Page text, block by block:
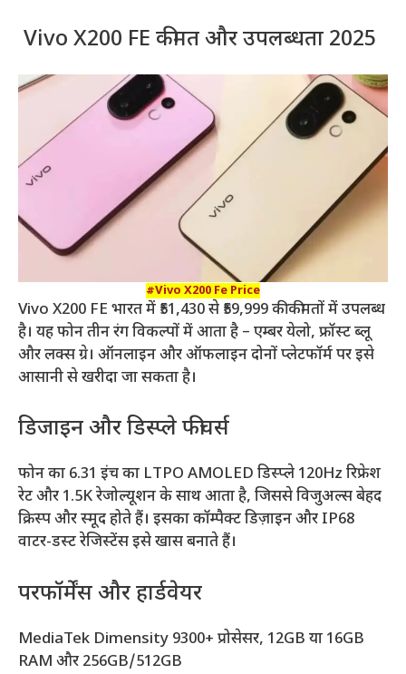
Vivo X200 FE कीमत और उपलब्धता 2025
#Vivo X200 Fe Price
Vivo X200 FE भारत में ₹51,430 से ₹59,999 की कीमतों में उपलब्ध
है। यह फोन तीन रंग विकल्पों में आता है – एम्बर येलो, फ्रॉस्ट ब्लू
और लक्स ग्रे। ऑनलाइन और ऑफलाइन दोनों प्लेटफॉर्म पर इसे
आसानी से खरीदा जा सकता है।
डिजाइन और डिस्प्ले फीचर्स
फोन का 6.31 इंच का LTPO AMOLED डिस्प्ले 120Hz रिफ्रेश
रेट और 1.5K रेजोल्यूशन के साथ आता है, जिससे विजुअल्स बेहद
क्रिस्प और स्मूद होते हैं। इसका कॉम्पैक्ट डिज़ाइन और IP68
वाटर-डस्ट रेजिस्टेंस इसे खास बनाते हैं।
परफॉर्मेंस और हार्डवेयर
MediaTek Dimensity 9300+ प्रोसेसर, 12GB या 16GB
RAM और 256GB/512GB